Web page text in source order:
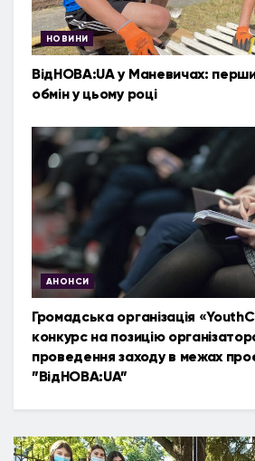
НОВИНИ
ВідНОВА:UA у Маневичах:
обмін у цьому році
АНОНСИ
Громадська організація
конкурс на позицію
проведення заходу в межах
”ВідНОВА:UA”